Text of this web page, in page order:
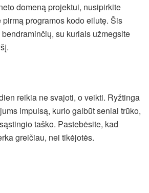
domeną projektui, nusipirkite
programos kodo eilutę. Šis
su kuriais užmegsite
reikia ne svajoti, o veikti. Ryžtinga
impulsą, kurio galbūt seniai trūko,
taško. Pastebėsite, kad
greičiau, nei tikėjotės.